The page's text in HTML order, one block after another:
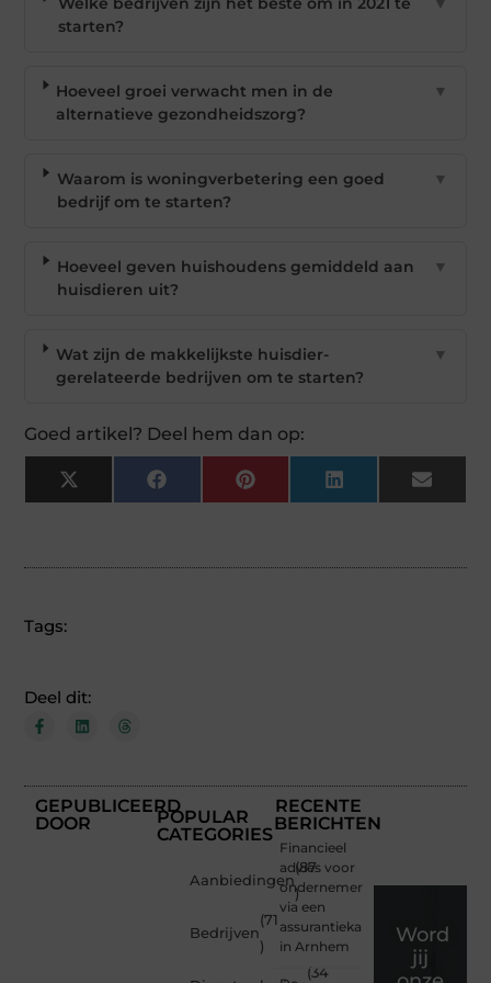
starten?
Hoeveel groei verwacht men in de
alternatieve gezondheidszorg?
▼
Waarom is woningverbetering een goed
bedrijf om te starten?
▼
Hoeveel geven huishoudens gemiddeld aan
huisdieren uit?
▼
Wat zijn de makkelijkste huisdier-
gerelateerde bedrijven om te starten?
▼
Goed artikel? Deel hem dan op:
X
(Twitter)
Facebook Pinterest LinkedIn Email
Tags:
Deel dit:
GEPUBLICEERD
DOOR
POPULAR
CATEGORIES
Aanbiedingen
(87
)
Bedrijven
(71
)
(34
RECENTE
BERICHTEN
Financieel
advies voor
ondernemers
via een
assurantiekantoor
in Arnhem
Word
jij